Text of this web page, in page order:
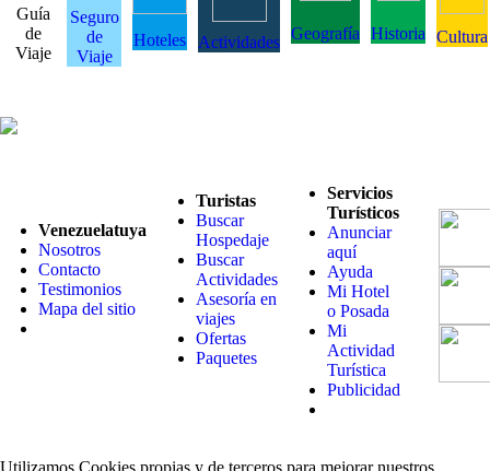
Guía
de
Viaje
Seguro
de
Viaje
Hoteles Actividades Geografía Historia Cultura
Venezuelatuya
Nosotros
Contacto
Testimonios
Mapa del sitio
Turistas
Buscar
Hospedaje
Buscar
Actividades
Asesoría en
viajes
Ofertas
Paquetes
Servicios
Turísticos
Anunciar
aquí
Ayuda
Mi Hotel
o Posada
Mi
Actividad
Turística
Publicidad
Utilizamos Cookies propias y de terceros para mejorar nuestros